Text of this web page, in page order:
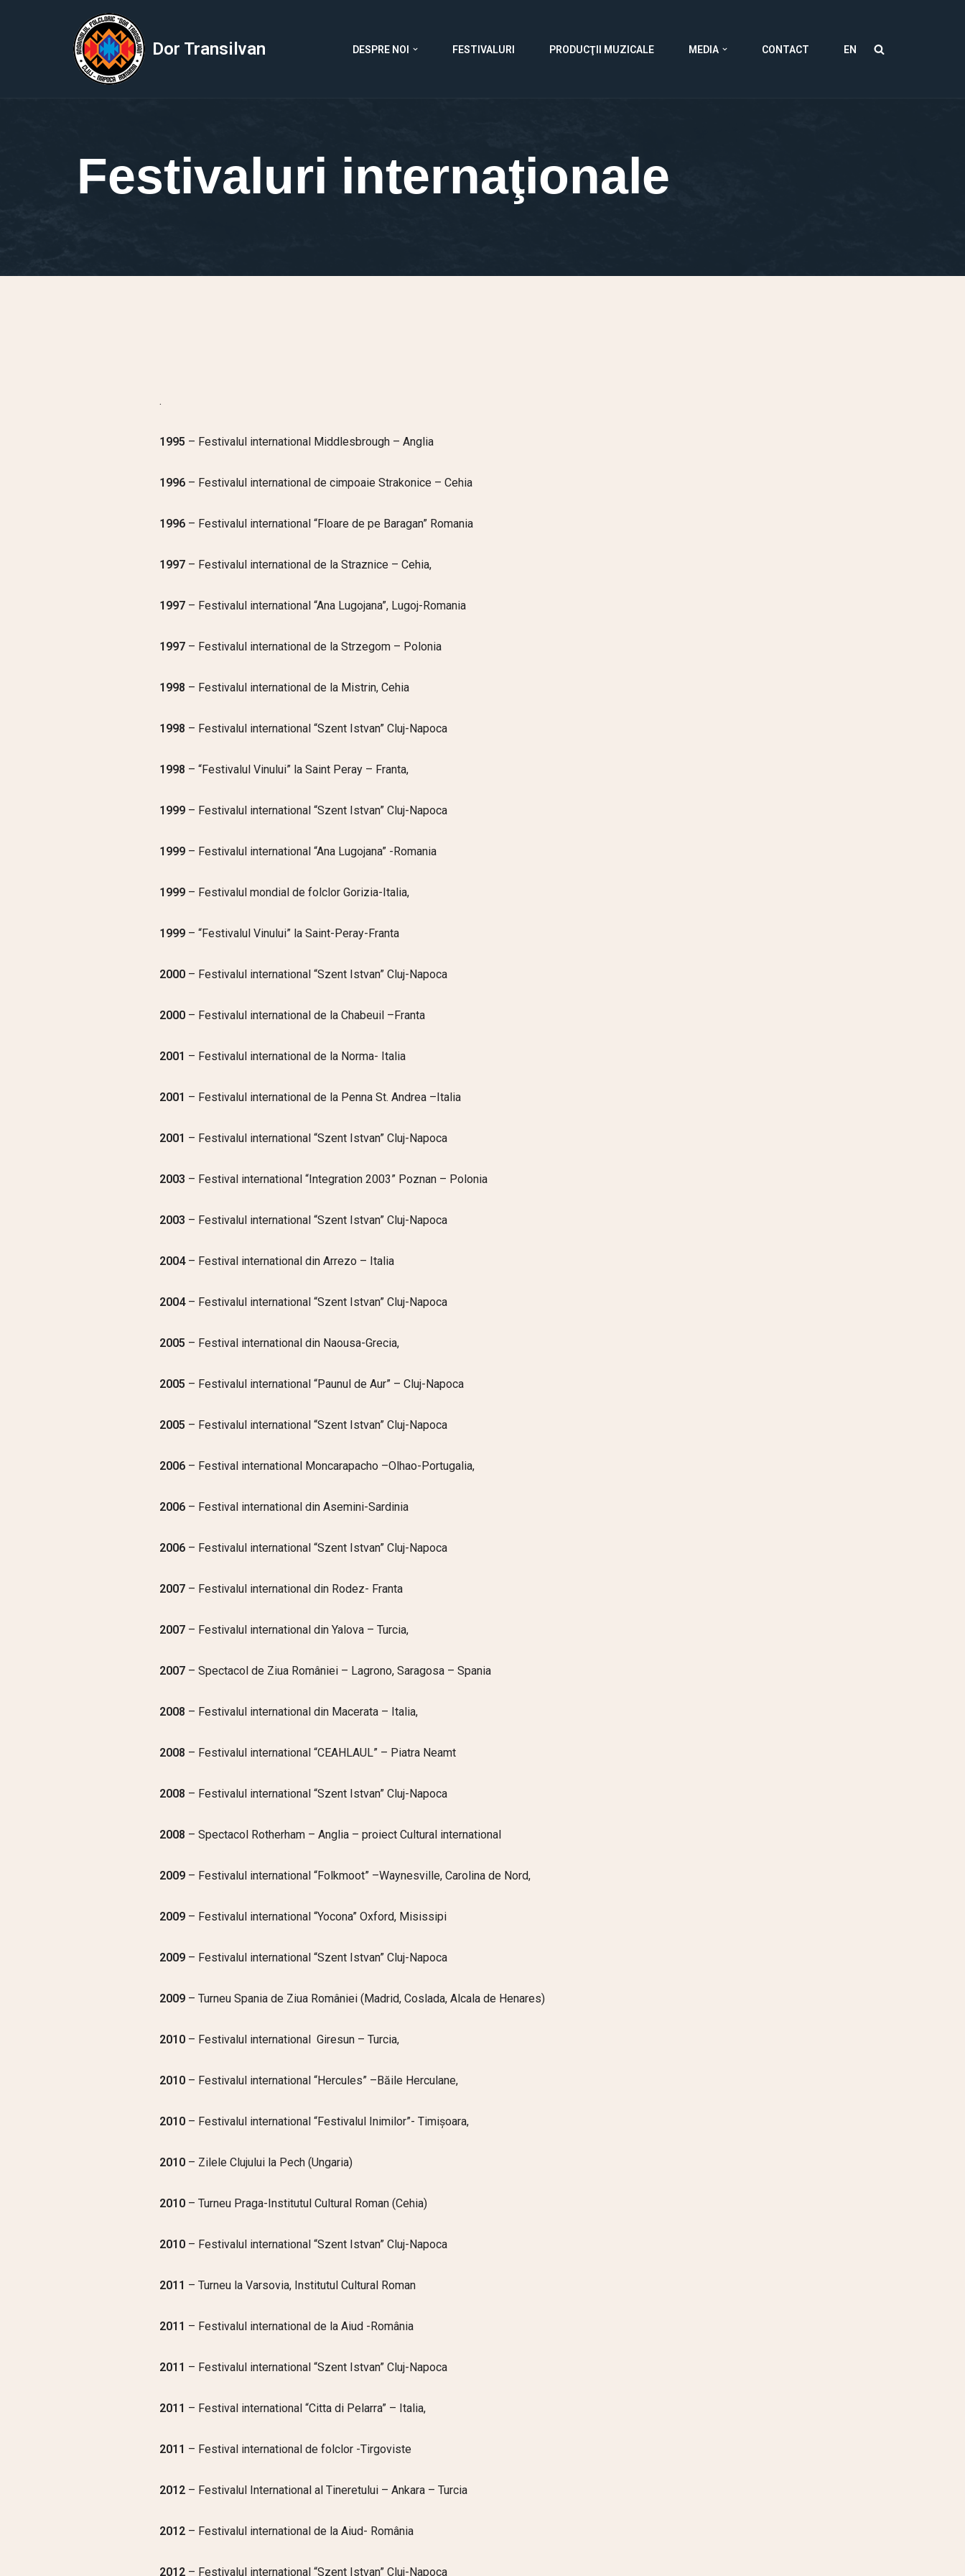
Dor Transilvan DESPRE NOI FESTIVALURI PRODUCŢII MUZICALE MEDIA CONTACT EN
Festivaluri internaţionale
.
1995 – Festivalul international Middlesbrough – Anglia
1996– Festivalul international de cimpoaie Strakonice – Cehia
1996 – Festivalul international “Floare de pe Baragan” Romania
1997– Festivalul international de la Straznice – Cehia,
1997– Festivalul international “Ana Lugojana”, Lugoj-Romania
1997 – Festivalul international de la Strzegom – Polonia
1998 – Festivalul international de la Mistrin, Cehia
1998 – Festivalul international “Szent Istvan” Cluj-Napoca
1998 – “Festivalul Vinului” la Saint Peray – Franta,
1999– Festivalul international “Szent Istvan” Cluj-Napoca
1999– Festivalul international “Ana Lugojana” -Romania
1999– Festivalul mondial de folclor Gorizia-Italia,
1999– “Festivalul Vinului” la Saint-Peray-Franta
2000– Festivalul international “Szent Istvan” Cluj-Napoca
2000 – Festivalul international de la Chabeuil –Franta
2001 – Festivalul international de la Norma- Italia
2001 – Festivalul international de la Penna St. Andrea –Italia
2001 – Festivalul international “Szent Istvan” Cluj-Napoca
2003 – Festival international “Integration 2003” Poznan – Polonia
2003 – Festivalul international “Szent Istvan” Cluj-Napoca
2004– Festival international din Arrezo – Italia
2004– Festivalul international “Szent Istvan” Cluj-Napoca
2005 – Festival international din Naousa-Grecia,
2005 – Festivalul international “Paunul de Aur” – Cluj-Napoca
2005 – Festivalul international “Szent Istvan” Cluj-Napoca
2006– Festival international Moncarapacho –Olhao-Portugalia,
2006– Festival international din Asemini-Sardinia
2006– Festivalul international “Szent Istvan” Cluj-Napoca
2007– Festivalul international din Rodez- Franta
2007– Festivalul international din Yalova – Turcia,
2007 – Spectacol de Ziua României – Lagrono, Saragosa – Spania
2008 – Festivalul international din Macerata – Italia,
2008 – Festivalul international “CEAHLAUL” – Piatra Neamt
2008 – Festivalul international “Szent Istvan” Cluj-Napoca
2008 – Spectacol Rotherham – Anglia – proiect Cultural international
2009– Festivalul international “Folkmoot” –Waynesville, Carolina de Nord,
2009– Festivalul international “Yocona” Oxford, Misissipi
2009– Festivalul international “Szent Istvan” Cluj-Napoca
2009– Turneu Spania de Ziua României (Madrid, Coslada, Alcala de Henares)
2010– Festivalul international Giresun – Turcia,
2010– Festivalul international “Hercules” –Băile Herculane,
2010– Festivalul international “Festivalul Inimilor”- Timișoara,
2010– Zilele Clujului la Pech (Ungaria)
2010– Turneu Praga-Institutul Cultural Roman (Cehia)
2010 – Festivalul international “Szent Istvan” Cluj-Napoca
2011 – Turneu la Varsovia, Institutul Cultural Roman
2011 – Festivalul international de la Aiud -România
2011 – Festivalul international “Szent Istvan” Cluj-Napoca
2011 – Festival international “Citta di Pelarra” – Italia,
2011 – Festival international de folclor -Tirgoviste
2012 – Festivalul International al Tineretului – Ankara – Turcia
2012 – Festivalul international de la Aiud- România
2012– Festivalul international “Szent Istvan” Cluj-Napoca